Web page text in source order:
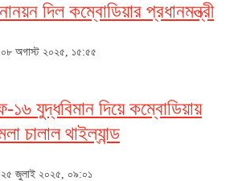
দিল কম্বোডিয়ার প্রধানমন্ত্রী
০৮ অগাস্ট ২০২৫, ১৫:৫৫
১৬ যুদ্ধবিমান দিয়ে কম্বোডিয়ায়
চালাল থাইল্যান্ড
২৫ জুলাই ২০২৫, ০৯:০১